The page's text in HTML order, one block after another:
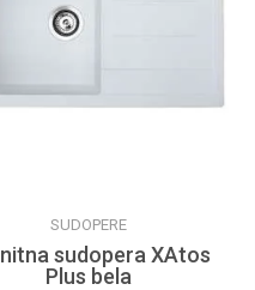
SUDOPERE
sudopera XAtos
Plus bela